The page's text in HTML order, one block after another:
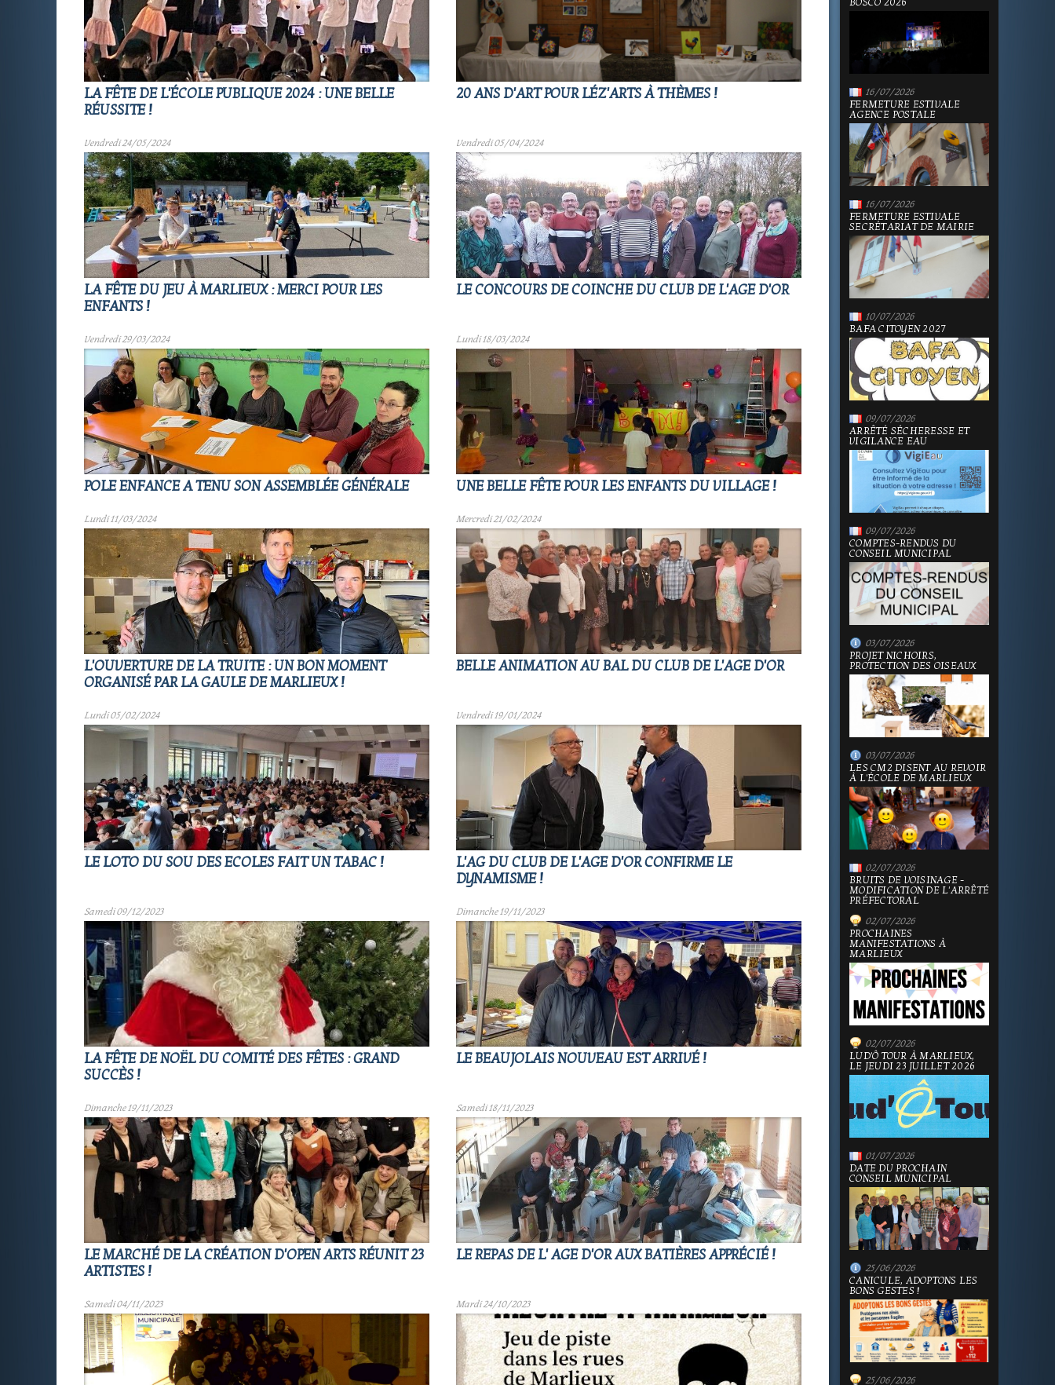
LA FÊTE DE L'ÉCOLE PUBLIQUE 2024 : UNE BELLE
RÉUSSITE !
20 ANS D'ART POUR LÉZ'ARTS À THÈMES !
Vendredi 24/05/2024
LA FÊTE DU JEU À MARLIEUX : MERCI POUR LES
ENFANTS !
Vendredi 05/04/2024
LE CONCOURS DE COINCHE DU CLUB DE L'AGE D'OR
Vendredi 29/03/2024
POLE ENFANCE A TENU SON ASSEMBLÉE GÉNÉRALE
Lundi 18/03/2024
UNE BELLE FÊTE POUR LES ENFANTS DU VILLAGE !
Lundi 11/03/2024
L'OUVERTURE DE LA TRUITE : UN BON MOMENT
ORGANISÉ PAR LA GAULE DE MARLIEUX !
Mercredi 21/02/2024
BELLE ANIMATION AU BAL DU CLUB DE L'AGE D'OR
Lundi 05/02/2024
LE LOTO DU SOU DES ECOLES FAIT UN TABAC !
Vendredi 19/01/2024
L'AG DU CLUB DE L'AGE D'OR CONFIRME LE
DYNAMISME !
Samedi 09/12/2023
LA FÊTE DE NOËL DU COMITÉ DES FÊTES : GRAND
SUCCÈS !
Dimanche 19/11/2023
LE BEAUJOLAIS NOUVEAU EST ARRIVÉ !
Dimanche 19/11/2023
LE MARCHÉ DE LA CRÉATION D'OPEN ARTS RÉUNIT 23
ARTISTES !
Samedi 18/11/2023
LE REPAS DE L' AGE D'OR AUX BATIÈRES APPRÉCIÉ !
Samedi 04/11/2023 Mardi 24/10/2023
16/07/2026
FERMETURE ESTIVALE
AGENCE POSTALE
16/07/2026
FERMETURE ESTIVALE
SECRÉTARIAT DE MAIRIE
10/07/2026
BAFA CITOYEN 2027
09/07/2026
ARRÊTÉ SÉCHERESSE ET
VIGILANCE EAU
09/07/2026
COMPTES-RENDUS DU
CONSEIL MUNICIPAL
03/07/2026
PROJET NICHOIRS,
PROTECTION DES OISEAUX
03/07/2026
LES CM2 DISENT AU REVOIR
À L'ÉCOLE DE MARLIEUX
02/07/2026
BRUITS DE VOISINAGE -
MODIFICATION DE L'ARRÊTÉ
PRÉFECTORAL
02/07/2026
PROCHAINES
MANIFESTATIONS À
MARLIEUX
02/07/2026
LUD'Ô TOUR À MARLIEUX,
LE JEUDI 23 JUILLET 2026
01/07/2026
DATE DU PROCHAIN
CONSEIL MUNICIPAL
25/06/2026
CANICULE, ADOPTONS LES
BONS GESTES !
25/06/2026